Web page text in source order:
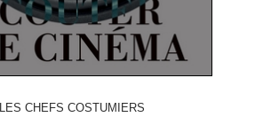
LES CHEFS COSTUMIERS